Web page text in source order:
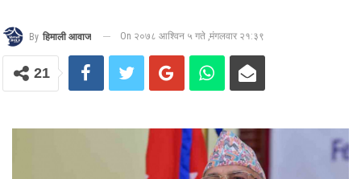
By हिमाली आवाज On २०७८ आश्विन ५ गते ,मंगलवार २१:३९
21